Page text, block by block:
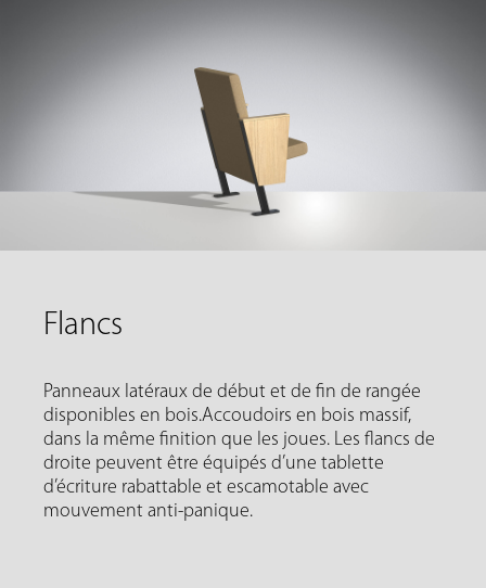
Flancs
Panneaux latéraux de début et de fin de rangée
disponibles en bois.Accoudoirs en bois massif,
dans la même finition que les joues. Les flancs de
droite peuvent être équipés d’une tablette
d’écriture rabattable et escamotable avec
mouvement anti-panique.